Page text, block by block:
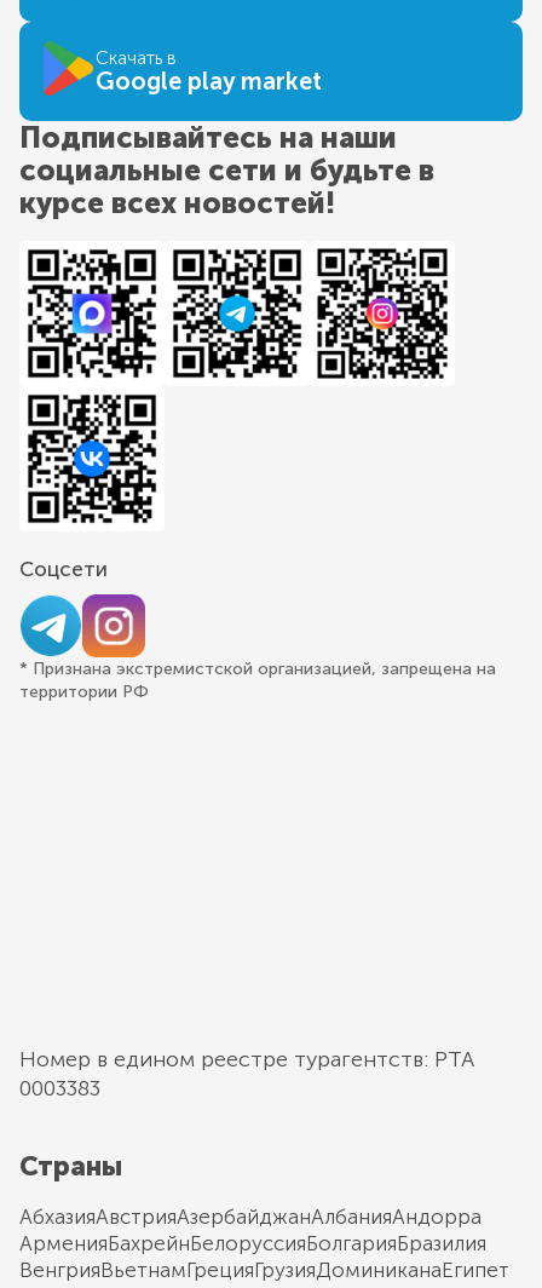
Скачать в
Google play market
Подписывайтесь на наши
социальные сети и будьте в
курсе всех новостей!
Соцсети
* Признана экстремистской организацией, запрещена на
территории РФ
Номер в едином реестре турагентств: РТА
0003383
Страны
АбхазияАвстрияАзербайджанАлбанияАндорра
АрменияБахрейнБелоруссияБолгарияБразилия
ВенгрияВьетнамГрецияГрузияДоминиканаЕгипет